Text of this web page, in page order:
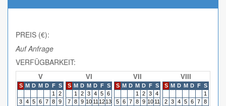
PREIS (€):
Auf Anfrage
VERFÜGBARKEIT:
V
S M D M D F S
1
2
3 4 5 6 7 8 9
VI
S M D M D F S
1
2 3 4 5 6
7 8 9 10 11 1213
VII
S M D M D F S
1
2 3 4
5 6 7 8 9 10 11
VIII
S M D M D F S
1
2 3 4 5 6 7 8